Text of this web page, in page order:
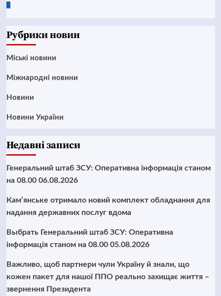
Google
Рубрики новин
Mіські новини
Міжнародні новини
Новини
Новини України
Недавні записи
Генеральний штаб ЗСУ: Оперативна інформація станом
на 08.00 06.08.2026
Кам’янське отримало новий комплект обладнання для
надання державних послуг вдома
Выбрать Генеральний штаб ЗСУ: Оперативна
інформація станом на 08.00 05.08.2026
Важливо, щоб партнери чули Україну й знали, що
кожен пакет для нашої ППО реально захищає життя –
звернення Президента